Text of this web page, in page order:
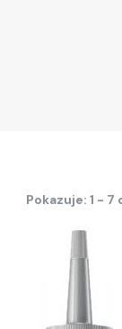
Pokazuje: 1 - 7